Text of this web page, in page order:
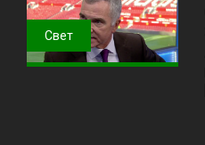
Свет